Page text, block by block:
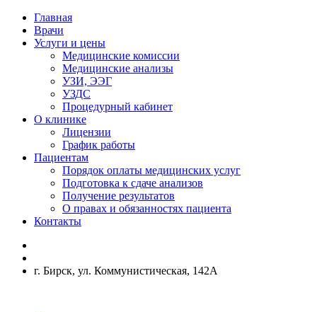
Главная
Врачи
Услуги и цены
Медицинские комиссии
Медицинские анализы
УЗИ, ЭЭГ
УЗДС
Процедурный кабинет
О клинике
Лицензии
График работы
Пациентам
Порядок оплаты медицинских услуг
Подготовка к сдаче анализов
Получение результатов
О правах и обязанностях пациента
Контакты
г. Бирск, ул. Коммунистическая, 142А